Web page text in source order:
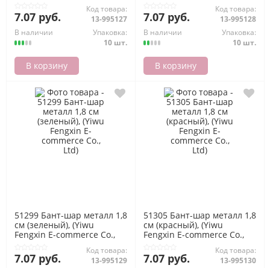
7.07 руб.
Код товара:
13-995127
В наличии
Упаковка:
10 шт.
В корзину
7.07 руб.
Код товара:
13-995128
В наличии
Упаковка:
10 шт.
В корзину
51299 Бант-шар металл 1,8
см (зеленый), (Yiwu
Fengxin E-commerce Co.,
7.07 руб.
Код товара:
13-995129
51305 Бант-шар металл 1,8
см (красный), (Yiwu
Fengxin E-commerce Co.,
7.07 руб.
Код товара:
13-995130